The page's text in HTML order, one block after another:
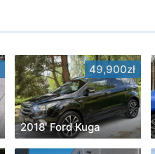
49,900zł
2018' Ford Kuga